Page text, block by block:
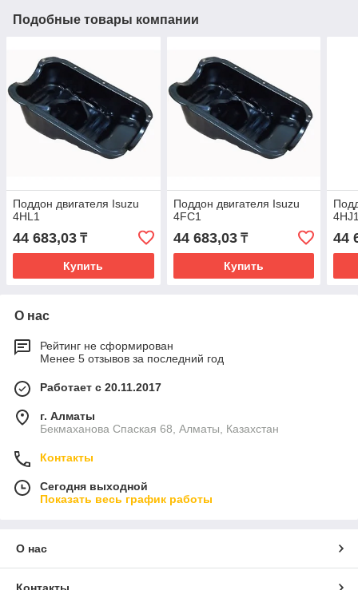
Подобные товары компании
Поддон двигателя Isuzu
4HL1
44 683,03 ₸
Купить
Поддон двигателя Isuzu
4FC1
44 683,03₸
Купить
44
О нас
Рейтинг не сформирован
Менее 5 отзывов за последний год
Работает с 20.11.2017
г. Алматы
Бекмаханова Спаская 68, Алматы, Казахстан
Контакты
Сегодня выходной
Показать весь график работы
О нас